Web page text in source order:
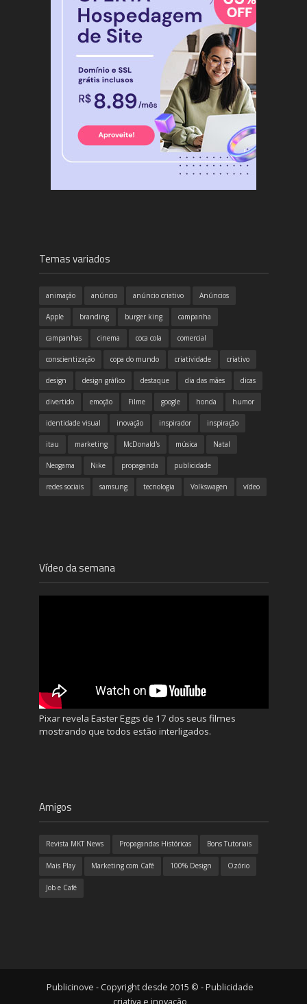
Temas variados
animação anúncio anúncio criativo Anúncios
Apple branding burger king campanha
campanhas cinema coca cola comercial
conscientização copa do mundo criatividade criativo
design design gráfico destaque dia das mães dicas
divertido emoção Filme google honda humor
identidade visual inovação inspirador inspiração
itau marketing McDonald's música Natal
Neogama Nike propaganda publicidade
redes sociais samsung tecnologia Volkswagen vídeo
Vídeo da semana
Pixar revela Easter Eggs de 17 dos seus filmes
mostrando que todos estão interligados.
Amigos
Revista MKT News Propagandas Históricas Bons Tutoriais
Mais Play Marketing com Café 100% Design Ozório
Job e Café
Publicinove - Copyright desde 2015 © - Publicidade